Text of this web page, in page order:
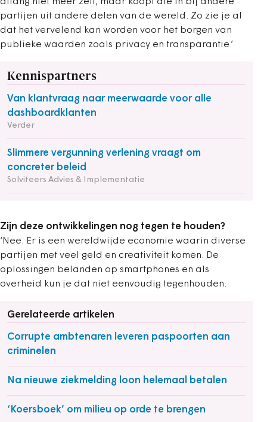
partijen uit andere delen van de wereld. Zo zie je al
dat het vervelend kan worden voor het borgen van
publieke waarden zoals privacy en transparantie.’
Kennispartners
Van klantvraag naar meerwaarde voor alle
dashboardklanten
Verder
Slimmere vergunning verlening vraagt om
concreter beleid
Solviteers Advies & Implementatie
Zijn deze ontwikkelingen nog tegen te houden?
‘Nee. Er is een wereldwijde economie waarin diverse
partijen met veel geld en creativiteit komen. De
oplossingen belanden op smartphones en als
overheid kun je dat niet eenvoudig tegenhouden.
Gerelateerde artikelen
Corrupte ambtenaren leveren paspoorten aan
criminelen
Na nieuwe ziekmelding loon helemaal betalen
‘Koersboek’ om milieu op orde te brengen